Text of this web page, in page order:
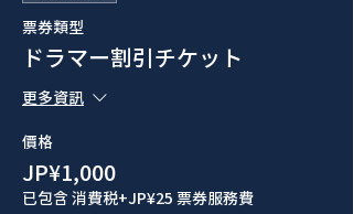
票券類型
ドラマー割引チケット
更多資訊
價格
JP¥1,000
已包含 消費税+JP¥25 票券服務費